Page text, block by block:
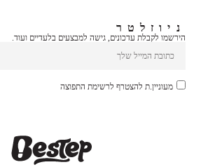
ניוזלטר
הירשמו לקבלת עדכונים, גישה למבצעים בלעדיים ועוד.
מעוניין.ת להצטרף לרשימת התפוצה